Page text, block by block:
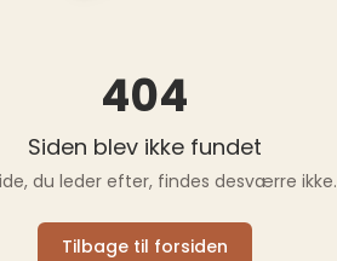
404
Siden blev ikke fundet
du leder efter, findes desværre ikke.
Tilbage til forsiden